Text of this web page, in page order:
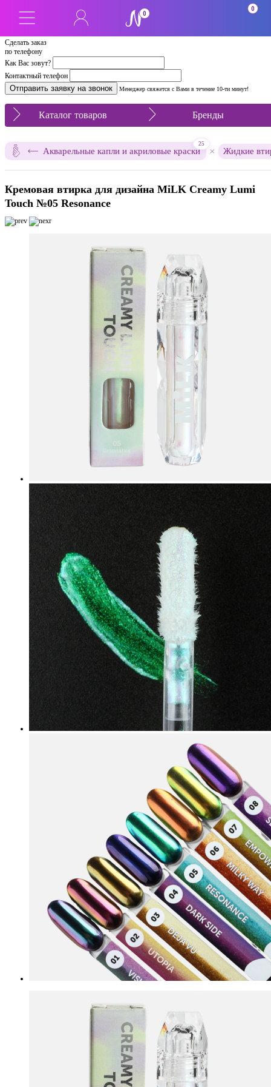
Сделать заказ
по телефону
Как Вас зовут?
Контактный телефон
Менеджер свяжется с Вами в течение 10-ти минут!
0
0
Каталог товаров Бренды
Акварельные капли и акриловые краски
25
× Жидкие
Кремовая втирка для дизайна MiLK Creamy Lumi
Touch №05 Resonance